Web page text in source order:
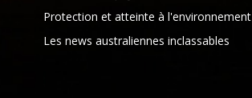
Protection et atteinte à l'environnement
Les news australiennes inclassables